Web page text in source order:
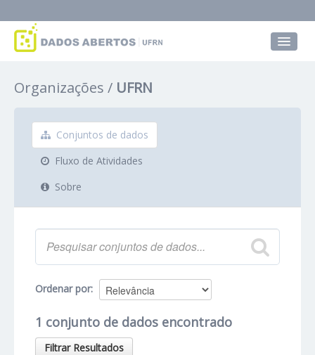
Grupos
Sobre
Organizações UFRN
Conjuntos de dados
Fluxo de Atividades
Sobre
Ordenar por
1 conjunto de dados encontrado
Filtrar Resultados